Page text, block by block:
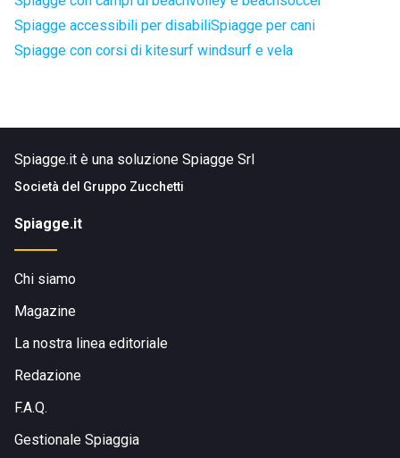
Spiagge accessibili per disabiliSpiagge per cani
Spiagge con corsi di kitesurf windsurf e vela
Spiagge.it è una soluzione Spiagge Srl
Società del Gruppo Zucchetti
Spiagge.it
Chi siamo
Magazine
La nostra linea editoriale
Redazione
F.A.Q.
Gestionale Spiaggia